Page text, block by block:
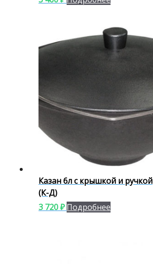
Казан 6л с крышкой и ручкой
(К-Д)
3 720₽ Подробнее